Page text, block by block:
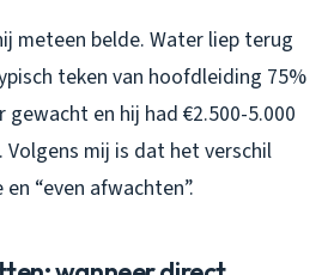
meteen belde. Water liep terug
teken van hoofdleiding 75%
en hij had €2.500-5.000
mij is dat het verschil
“even afwachten”.